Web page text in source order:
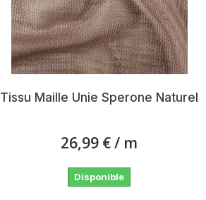
Tissu Maille Unie Sperone Naturel
26,99 €/ m
Disponible